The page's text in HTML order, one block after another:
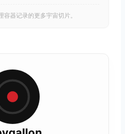
器记录的更多宇宙切片。